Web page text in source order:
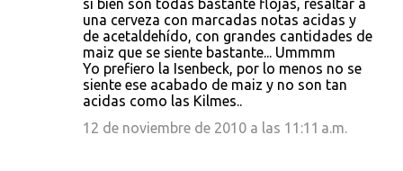
si bien son todas bastante flojas, resaltar a
una cerveza con marcadas notas acidas y
de acetaldehído, con grandes cantidades de
maiz que se siente bastante... Ummmm
Yo prefiero la Isenbeck, por lo menos no se
siente ese acabado de maiz y no son tan
acidas como las Kilmes..
12 de noviembre de 2010 a las 11:11 a.m.